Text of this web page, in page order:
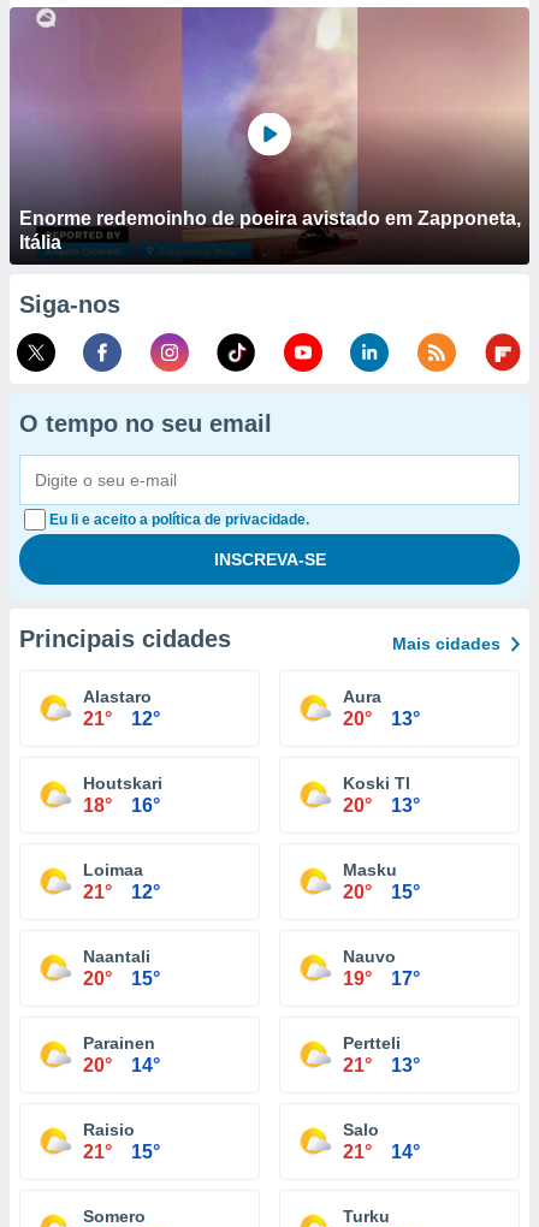
Enorme redemoinho de poeira avistado em Zapponeta,
Itália
Siga-nos
O tempo no seu email
Eu li e aceito a política de privacidade.
Principais cidades Mais cidades
Alastaro
21° 12°
Aura
20° 13°
Houtskari
18° 16°
Koski Tl
20° 13°
Loimaa
21° 12°
Masku
20° 15°
Naantali
20° 15°
Nauvo
19° 17°
Parainen
20° 14°
Pertteli
21° 13°
Raisio
21° 15°
Salo
21° 14°
Somero Turku